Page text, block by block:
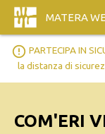
MATERA
error_outline PARTECIPA IN
la distanza di
COM'ERI